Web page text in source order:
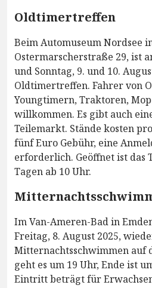
Oldtimertreffen
Beim Automuseum Nordsee
Ostermarscherstraße 29, ist
und Sonntag, 9. und 10.
Oldtimertreffen. Fahrer von
Youngtimern, Traktoren,
willkommen. Es gibt auch
Teilemarkt. Stände kosten
fünf Euro Gebühr, eine
erforderlich. Geöffnet ist das
Tagen ab 10 Uhr.
Im Van-Ameren-Bad in
Freitag, 8. August 2025,
Mitternachtsschwimmen auf
geht es um 19 Uhr, Ende ist
Eintritt beträgt für